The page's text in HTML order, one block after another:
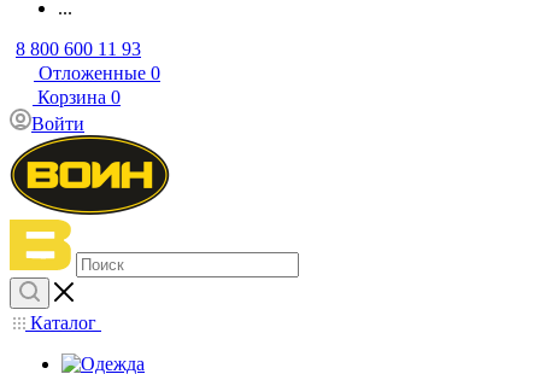
...
8 800 600 11 93
Отложенные 0
Корзина 0
Войти
Каталог